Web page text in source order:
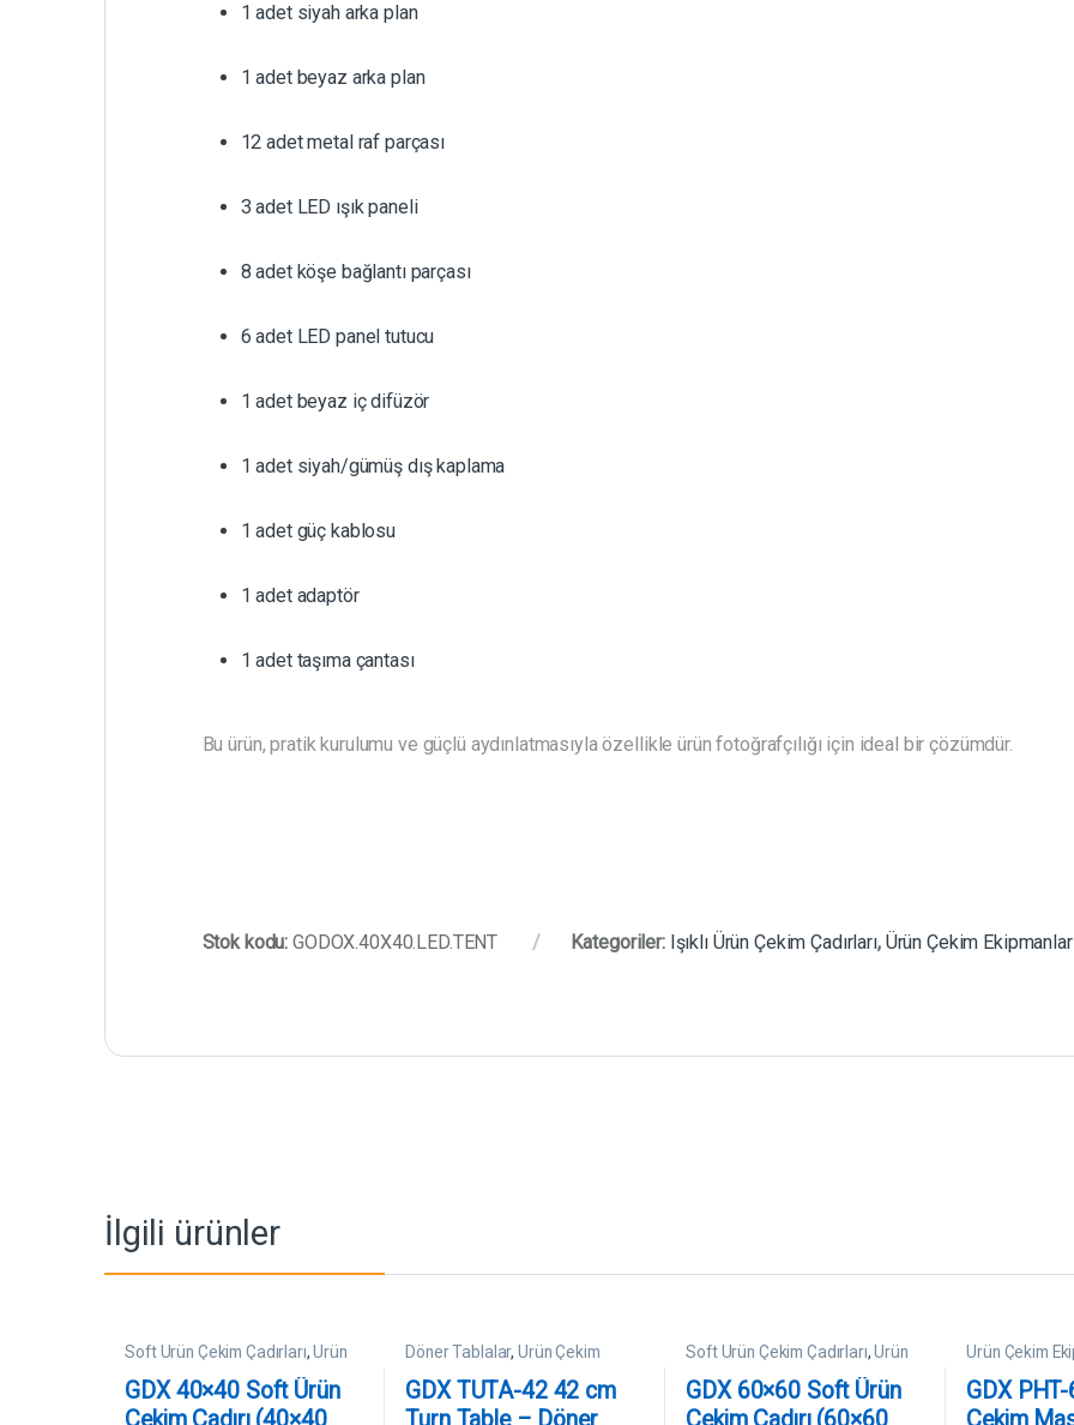
1 adet siyah arka plan
1 adet beyaz arka plan
12 adet metal raf parçası
3 adet LED ışık paneli
8 adet köşe bağlantı parçası
6 adet LED panel tutucu
1 adet beyaz iç difüzör
1 adet siyah/gümüş dış kaplama
1 adet güç kablosu
1 adet adaptör
1 adet taşıma çantası
Bu ürün, pratik kurulumu ve güçlü aydınlatmasıyla özellikle ürün fotoğrafçılığı için ideal bir çözümdür.
Stok kodu: GODOX.40X40.LED.TENT Kategoriler: Işıklı Ürün Çekim Çadırları, Ürün Çekim
İlgili ürünler
Soft Ürün Çekim Çadırları,Ürün
GDX 40×40 Soft Ürün
Döner Tablalar,Ürün Çekim
GDX TUTA-42 42 cm
Soft Ürün Çekim Çadırları,Ürün
GDX 60×60 Soft Ürün
Ürün Çekim
GDX